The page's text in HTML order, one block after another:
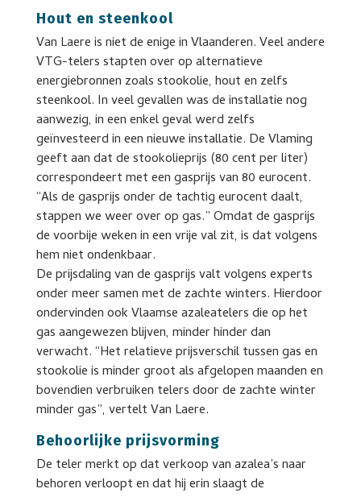
Hout en steenkool
Van Laere is niet de enige in Vlaanderen. Veel andere
VTG-telers stapten over op alternatieve
energiebronnen zoals stookolie, hout en zelfs
steenkool. In veel gevallen was de installatie nog
aanwezig, in een enkel geval werd zelfs
geïnvesteerd in een nieuwe installatie. De Vlaming
geeft aan dat de stookolieprijs (80 cent per liter)
correspondeert met een gasprijs van 80 eurocent.
“Als de gasprijs onder de tachtig eurocent daalt,
stappen we weer over op gas.” Omdat de gasprijs
de voorbije weken in een vrije val zit, is dat volgens
hem niet ondenkbaar.
De prijsdaling van de gasprijs valt volgens experts
onder meer samen met de zachte winters. Hierdoor
ondervinden ook Vlaamse azaleatelers die op het
gas aangewezen blijven, minder hinder dan
verwacht. “Het relatieve prijsverschil tussen gas en
stookolie is minder groot als afgelopen maanden en
bovendien verbruiken telers door de zachte winter
minder gas”, vertelt Van Laere.
Behoorlijke prijsvorming
De teler merkt op dat verkoop van azalea’s naar
behoren verloopt en dat hij erin slaagt de